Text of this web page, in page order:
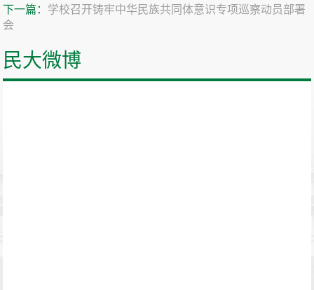
下一篇： 学校召开铸牢中华民族共同体意识专项巡察动员部署
会
民大微博